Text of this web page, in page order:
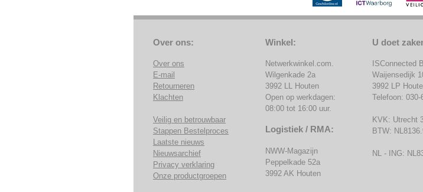
Over ons:
Over ons
E-mail
Retourneren
Klachten
Veilig en betrouwbaar
Stappen Bestelproces
Laatste nieuws
Nieuwsarchief
Privacy verklaring
Onze productgroepen
Winkel:
Netwerkwinkel.com.
Wilgenkade 2a
3992 LL Houten
Open op werkdagen:
08:00 tot 16:00 uur.
Logistiek / RMA:
NWW-Magazijn
Peppelkade 52a
3992 AK Houten
U doet
ISConnected
Waijensedijk
3992 LP
Telefoon: 030-
KVK: Utrecht
BTW:
NL - ING: